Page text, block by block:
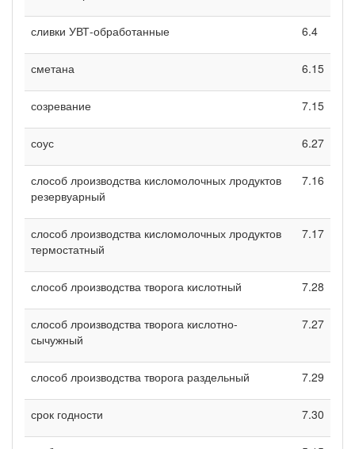
сливки УВТ-обработанные 6.4
сметана 6.15
созревание 7.15
соус 6.27
слособ лроизводства кисломолочных лродуктов
резервуарный
7.16
слособ лроизводства кисломолочных лродуктов
термостатный
7.17
слособ лроизводства творога кислотный 7.28
слособ лроизводства творога кислотно-
сычужный
7.27
слособ лроизводства творога раздельный 7.29
срок годности 7.30